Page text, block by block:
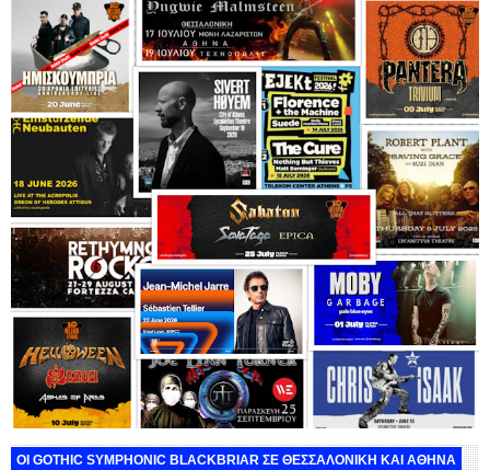
ΟΙ GOTHIC SYMPHONIC BLACKBRIAR ΣΕ ΘΕΣΣΑΛΟΝΙΚΗ ΚΑΙ ΑΘΗΝΑ